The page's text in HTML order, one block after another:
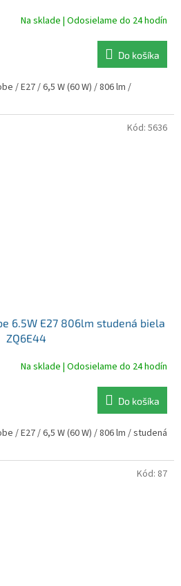
Na sklade | Odosielame do 24 hodín
Do košíka
/ E27 / 6,5 W (60 W) / 806 lm /
6.5W E27 806lm studená biela
ZQ6E44
Na sklade | Odosielame do 24 hodín
Do košíka
/ E27 / 6,5 W (60 W) / 806 lm / studená
Kód: 5636
Kód: 87